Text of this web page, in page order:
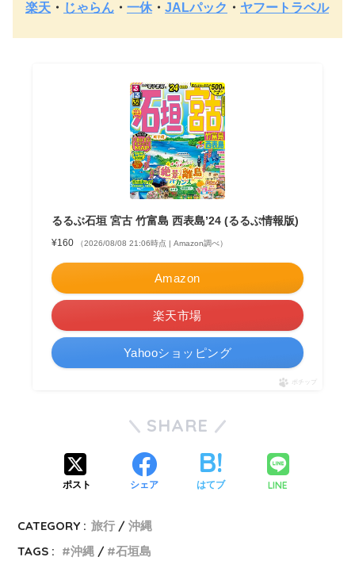
楽天 ・ じゃらん ・ 一休・ JALパック ・ ヤフートラベル
るるぶ石垣 宮古 竹富島 西表島’24 (るるぶ情報版)
¥160 （2026/08/08 21:06時点 | Amazon調べ）
Amazon
楽天市場
Yahooショッピング
ポチップ
SHARE
ポスト シェア はてブ LINE
CATEGORY : 旅行
沖縄
TAGS :
沖縄 石垣島